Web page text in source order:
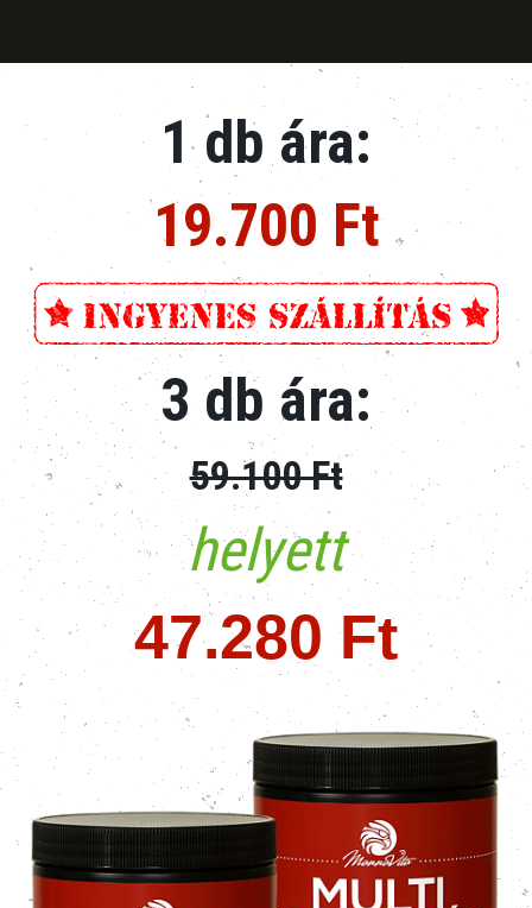
1 db ára:
19.700 Ft
3 db ára:
59.100 Ft
helyett
47.280 Ft